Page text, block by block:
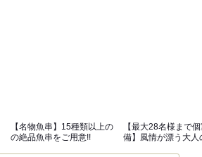
【名物魚串】15種類以上の
の絶品魚串をご用意!!
【最大28名様まで
備】風情が漂う大人